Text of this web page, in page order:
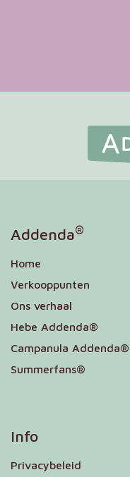
Addenda®
Home
Verkooppunten
Ons verhaal
Hebe Addenda®
Campanula Addenda®
Summerfans®
Info
Privacybeleid